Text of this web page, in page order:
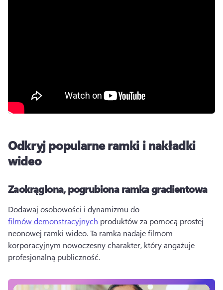
Odkryj popularne ramki i nakładki
wideo
Zaokrąglona, pogrubiona ramka gradientowa
Dodawaj osobowości i dynamizmu do
filmów demonstracyjnych produktów za pomocą prostej
neonowej ramki wideo. Ta ramka nadaje filmom
korporacyjnym nowoczesny charakter, który angażuje
profesjonalną publiczność.